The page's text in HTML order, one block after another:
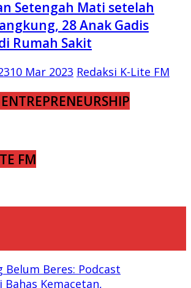
Setengah Mati setelah
28 Anak Gadis
Rumah Sakit
10 Mar 2023 Redaksi K-Lite FM
FM